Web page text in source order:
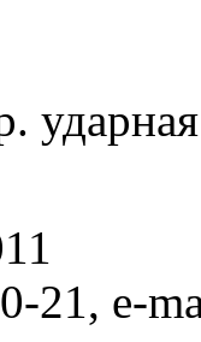
21, e-